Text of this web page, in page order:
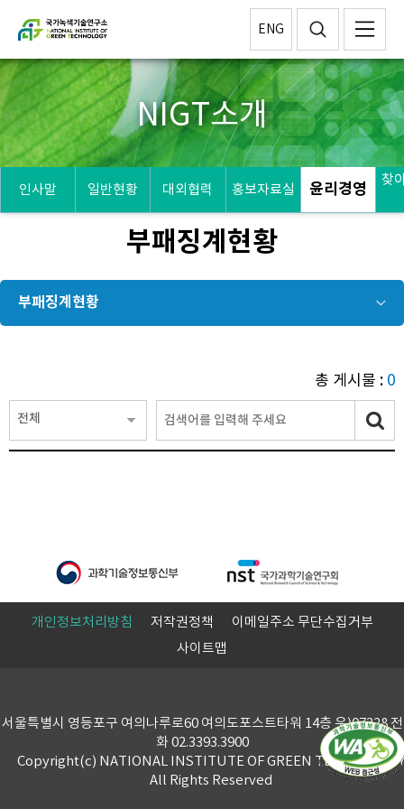
ENG
NIGT소개
인사말 일반현황 대외협력 홍보자료실 윤리경영 찾
부패징계현황
부패징계현황
총 게시물 : 0
전체
개인정보처리방침 저작권정책
이메일주소 무단수집거부
사이트맵
서울특별시 영등포구 여의나루로60 여의도포스트타워 14층 우)07328 전
화 02.3393.3900
Copyright(c) NATIONAL INSTITUTE OF GREEN TECHNOLOGY
All Rights Reserved